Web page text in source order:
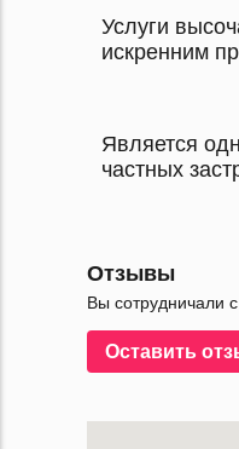
Услуги
искренним
Является
частных
Отзывы
Вы сотрудничали
Оставить